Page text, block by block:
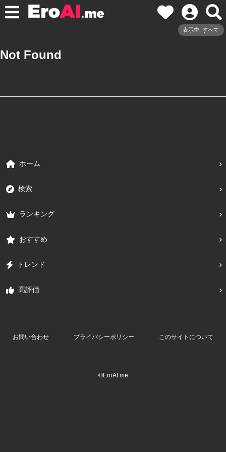
表示中: すべて
Not Found
ホーム
検索
ランキング
おすすめ
トレンド
高評価
お問い合わせ プライバシーポリシー このサイトについて
©EroAI.me